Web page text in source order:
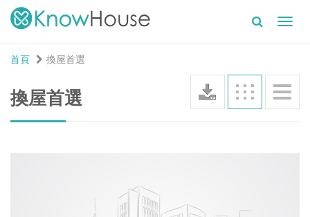
首頁
換屋首選
換屋首選